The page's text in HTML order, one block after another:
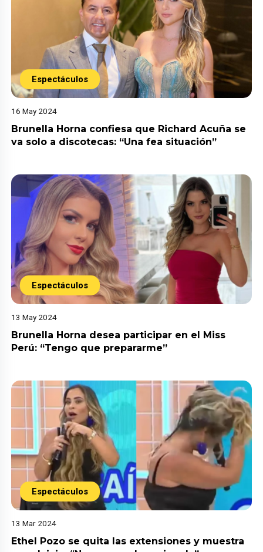
Espectáculos
16 May 2024
Brunella Horna confiesa que Richard Acuña se
va solo a discotecas: “Una fea situación”
Espectáculos
13 May 2024
Brunella Horna desea participar en el Miss
Perú: “Tengo que prepararme”
Espectáculos
13 Mar 2024
Ethel Pozo se quita las extensiones y muestra